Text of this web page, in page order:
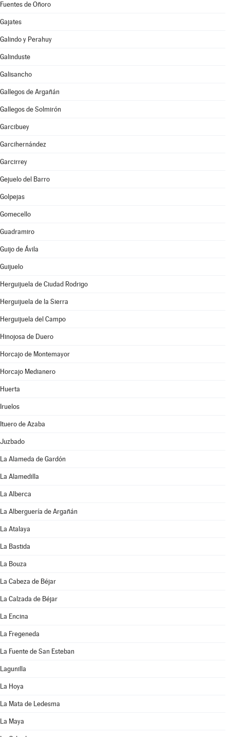
Fuentes de Oñoro
Gajates
Galindo y Perahuy
Galinduste
Galisancho
Gallegos de Argañán
Gallegos de Solmirón
Garcibuey
Garcihernández
Garcirrey
Gejuelo del Barro
Golpejas
Gomecello
Guadramiro
Guijo de Ávila
Guijuelo
Herguijuela de Ciudad Rodrigo
Herguijuela de la Sierra
Herguijuela del Campo
Hinojosa de Duero
Horcajo de Montemayor
Horcajo Medianero
Huerta
Iruelos
Ituero de Azaba
Juzbado
La Alameda de Gardón
La Alamedilla
La Alberca
La Alberguería de Argañán
La Atalaya
La Bastida
La Bouza
La Cabeza de Béjar
La Calzada de Béjar
La Encina
La Fregeneda
La Fuente de San Esteban
Lagunilla
La Hoya
La Mata de Ledesma
La Maya